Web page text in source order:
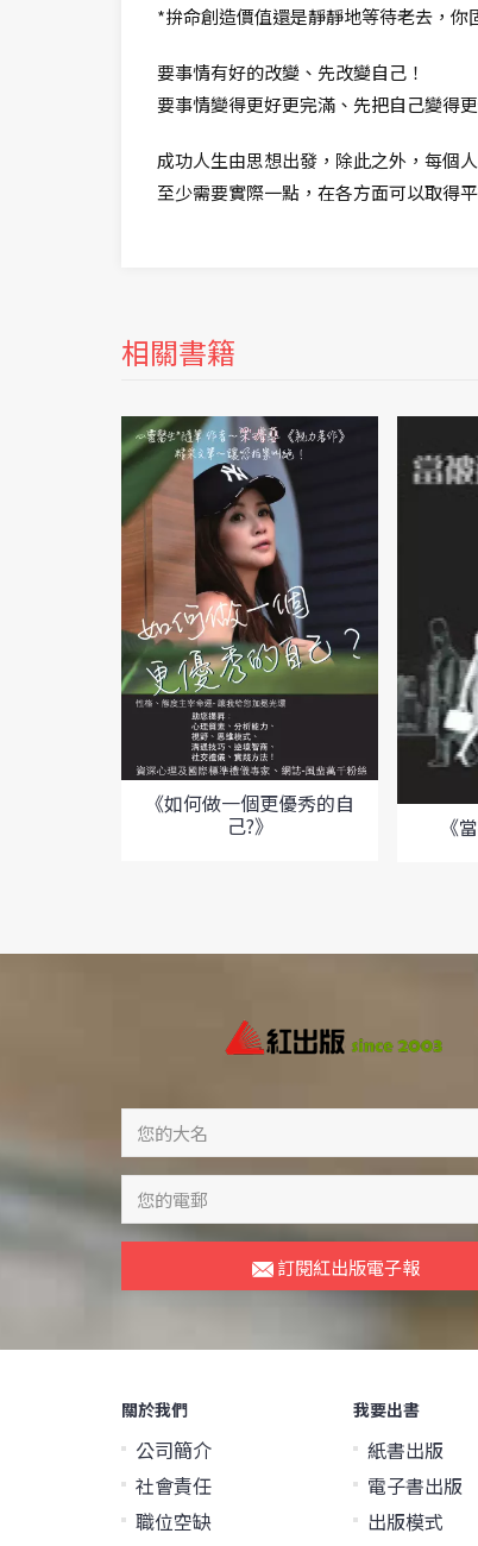
*拚命創造價值還是靜靜地等待老去，你
要事情有好的改變、先改變自己！
要事情變得更好更完滿、先把自己變得更
成功人生由思想出發，除此之外，每個
至少需要實際一點，在各方面可以取得
相關書籍
《如何做一個更優秀的自
己?》 《
訂閱紅出版電子報
關於我們
公司簡介
社會責任
職位空缺
我要出書
紙書出版
電子書出版
出版模式